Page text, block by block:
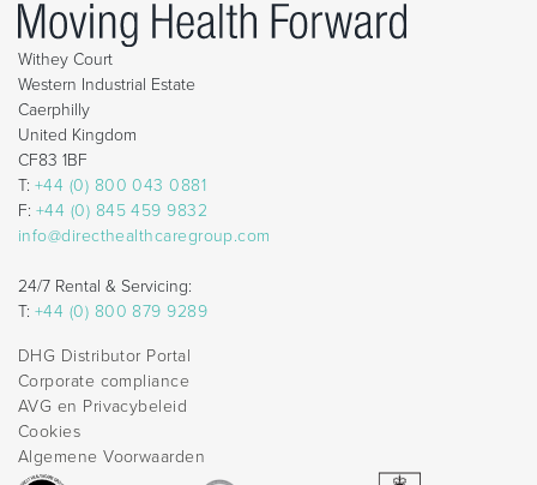
Withey Court
Western Industrial Estate
Caerphilly
United Kingdom
CF83 1BF
T: +44 (0) 800 043 0881
F: +44 (0) 845 459 9832
info@directhealthcaregroup.com
24/7 Rental & Servicing:
T: +44 (0) 800 879 9289
DHG Distributor Portal
Corporate compliance
AVG en Privacybeleid
Cookies
Algemene Voorwaarden